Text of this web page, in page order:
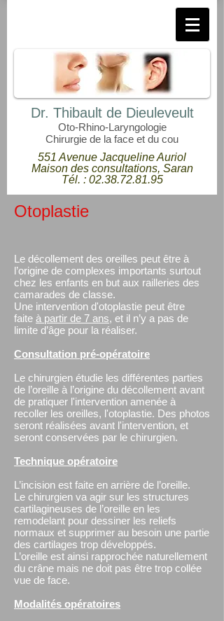
Dr. Thibault de Dieuleveult
Oto-Rhino-Laryngologie
Chirurgie de la face et du cou
551 Avenue Jacqueline Auriol
Maison des consultations, Saran
Tél. : 02.38.72.81.95
Otoplastie
Le décollement des oreilles peut être à
l’origine de complexes importants surtout
chez les enfants en but aux railleries des
camarades de classe.
Une intervention d'otoplastie peut être
faite à partir de 7 ans, et il n’y a pas de
limite d’âge pour la réaliser.
Consultation pré-opératoire
Le chirurgien étudie les différentes parties
de l’oreille à l’origine du décollement avant
de pratiquer l'intervention amenée à
recoller les oreilles, l'otoplastie. Des photos
seront réalisées avant l'intervention, et
seront conservées par le chirurgien.
Technique opératoire
L’incision est faite en arrière de l’oreille.
Le chirurgien va agir sur les structures
cartilagineuses de l’oreille en les
remodelant pour dessiner les reliefs
normaux et supprimer au besoin une partie
des cartilages trop développés.
L’oreille est ainsi rapprochée naturellement
du crâne mais ne doit pas être trop collée
vue de face.
Modalités opératoires